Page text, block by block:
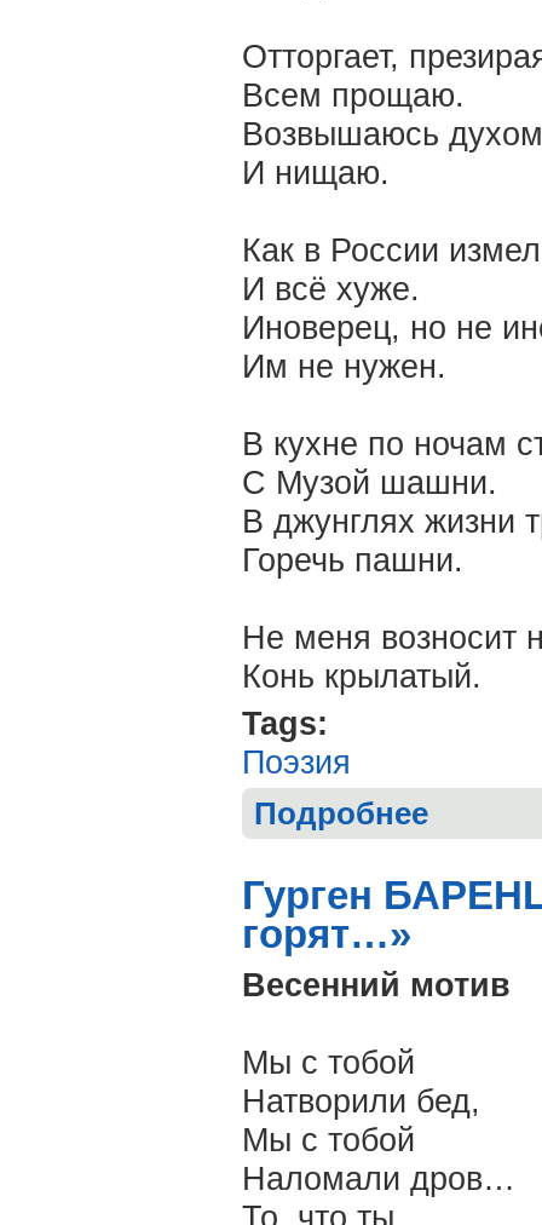
Отторгает,
Всем прощаю.
Возвышаюсь
И нищаю.
Как в России
И всё хуже.
Иноверец, но не
Им не нужен.
В кухне по ночам
С Музой шашни.
В джунглях жизни
Горечь пашни.
Не меня возносит
Конь крылатый.
Tags:
Поэзия
Подробнее
Гурген
горят…»
Весенний мотив
Мы с тобой
Натворили бед,
Мы с тобой
Наломали дров…